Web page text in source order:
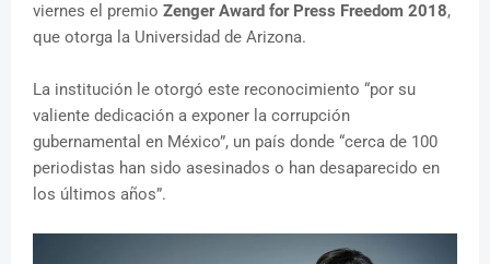
viernes el premio Zenger Award for Press Freedom 2018,
que otorga la Universidad de Arizona.
La institución le otorgó este reconocimiento “por su
valiente dedicación a exponer la corrupción
gubernamental en México”, un país donde “cerca de 100
periodistas han sido asesinados o han desaparecido en
los últimos años”.